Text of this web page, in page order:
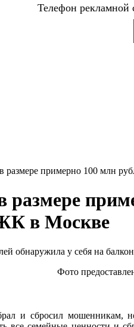
Телефон рекламной
примерно 100 млн
в Москве
Фото
и сбросил